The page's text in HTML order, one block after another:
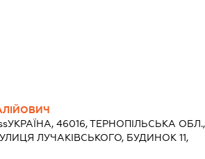
УКРАЇНА, 46016, ТЕРНОПІЛЬСЬКА ОБЛ.,
ЛУЧАКІВСЬКОГО, БУДИНОК 11,